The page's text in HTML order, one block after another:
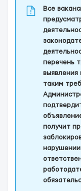
Все
перечень
выявления
таким
получит